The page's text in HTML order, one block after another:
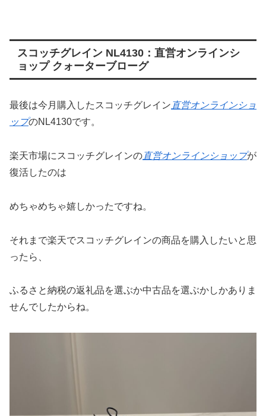
スコッチグレイン NL4130：直営オンラインシ
ョップ クォーターブローグ
最後は今月購入したスコッチグレイン 直営オンラインショ
ップのNL4130です。
楽天市場にスコッチグレインの直営オンラインショップが
復活したのは
めちゃめちゃ嬉しかったですね。
それまで楽天でスコッチグレインの商品を購入したいと思
ったら、
ふるさと納税の返礼品を選ぶか中古品を選ぶかしかありま
せんでしたからね。